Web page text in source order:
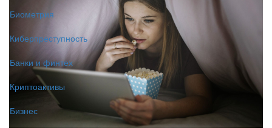
Биометрия
Киберпреступность
Банки и финтех
Криптоактивы
Бизнес